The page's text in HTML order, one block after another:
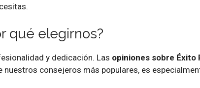
qué elegirnos?
y dedicación. Las opiniones sobre Éxito
consejeros más populares, es